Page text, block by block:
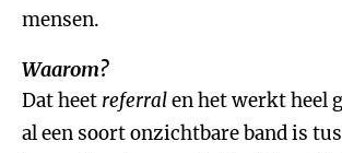
mensen.
Waarom?
Dat heet referralen het werkt heel
al een soort onzichtbare band is